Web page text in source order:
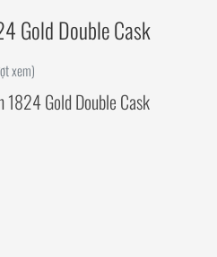
Gold Double Cask
xem)
1824 Gold Double Cask